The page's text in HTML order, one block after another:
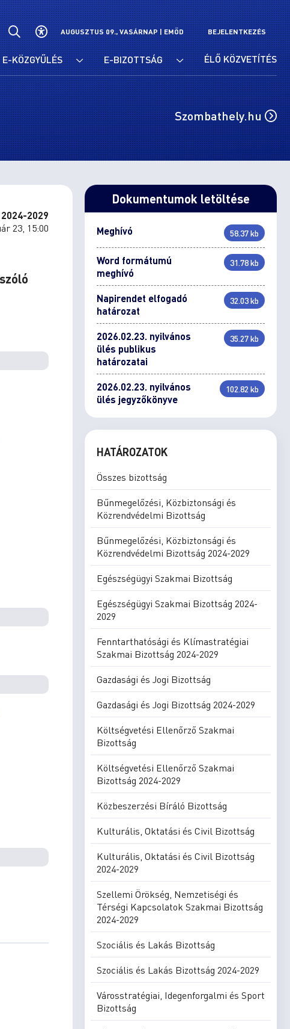
AUGUSZTUS 09., VASÁRNAP |EMŐD BEJELENTKEZÉS
E-KÖZGYŰLÉS E-BIZOTTSÁG ÉLŐ KÖZVETÍTÉS
Szombathely.hu
2029
23, 15:00
Dokumentumok letöltése
Meghívó 58.37 kb
Word formátumú
meghívó
31.78 kb
Napirendet elfogadó
határozat
32.03 kb
2026.02.23. nyilvános
ülés publikus
határozatai
35.27 kb
2026.02.23. nyilvános
ülés jegyzőkönyve
102.82 kb
HATÁROZATOK
Összes bizottság
Bűnmegelőzési, Közbiztonsági és
Közrendvédelmi Bizottság
Bűnmegelőzési, Közbiztonsági és
Közrendvédelmi Bizottság 2024-2029
Egészségügyi Szakmai Bizottság
Egészségügyi Szakmai Bizottság 2024-
2029
Fenntarthatósági és Klímastratégiai
Szakmai Bizottság 2024-2029
Gazdasági és Jogi Bizottság
Gazdasági és Jogi Bizottság 2024-2029
Költségvetési Ellenőrző Szakmai
Bizottság
Költségvetési Ellenőrző Szakmai
Bizottság 2024-2029
Közbeszerzési Bíráló Bizottság
Kulturális, Oktatási és Civil Bizottság
Kulturális, Oktatási és Civil Bizottság
2024-2029
Szellemi Örökség, Nemzetiségi és
Térségi Kapcsolatok Szakmai Bizottság
2024-2029
Szociális és Lakás Bizottság
Szociális és Lakás Bizottság 2024-2029
Városstratégiai, Idegenforgalmi és Sport
Bizottság